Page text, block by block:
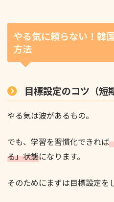
やる気に頼らない！韓
方法
目標設定のコツ（短
やる気は波があるもの。
でも、学習を習慣化できれば
る」状態になります。
そのためにまずは目標設定を